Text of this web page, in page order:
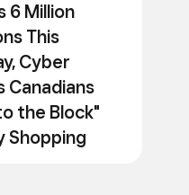
6 Million
This
Cyber
Canadians
the Block"
Shopping